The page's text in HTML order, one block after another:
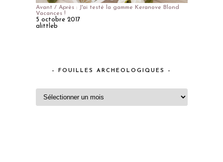
Avant / Après : J'ai testé la gamme Keranove Blond
Vacances !
5 octobre 2017
alittleb
– FOUILLES ARCHEOLOGIQUES –